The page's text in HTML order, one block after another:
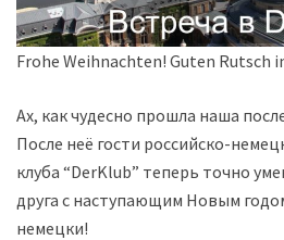
Frohe Weihnachten! Guten Rutsch
Ах, как чудесно прошла наша
После неё гости российско-
клуба “DerKlub” теперь точно
друга с наступающим Новым
немецки!